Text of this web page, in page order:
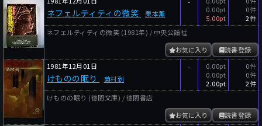
ネフェルティティの微笑 栗本薫
0.00pt
5.00pt
0件
2件
ネフェルティティの微笑 (1981年) / 中央公論社
読書登録
お気に入り
1981年12月01日
けものの眠り 菊村到
-
0.00pt
0.00pt
2.00pt
0件
0件
2件
けものの眠り (徳間文庫) / 徳間書店
読書登録
お気に入り